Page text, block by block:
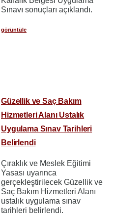
Sınavı sonuçları açıklandı.
görüntüle
Güzellik ve Saç Bakım
Hizmetleri Alanı Ustalık
Uygulama Sınav Tarihleri
Belirlendi
Çıraklık ve Meslek Eğitimi
Yasası uyarınca
gerçekleştirilecek Güzellik ve
Saç Bakım Hizmetleri Alanı
ustalık uygulama sınav
tarihleri belirlendi.